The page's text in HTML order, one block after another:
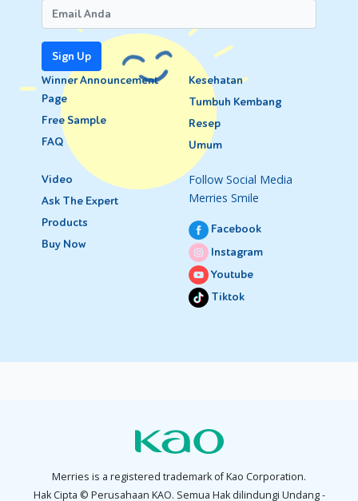
Sign Up
Winner Announcement
Page
Free Sample
FAQ
Kesehatan
Tumbuh Kembang
Resep
Umum
Video
Ask The Expert
Products
Buy Now
Follow Social Media
Merries Smile
Facebook
Instagram
Youtube
Tiktok
Merries is a registered trademark of Kao Corporation.
Hak Cipta © Perusahaan KAO. Semua Hak dilindungi Undang -